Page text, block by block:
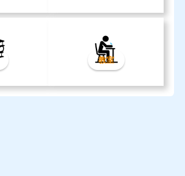
教室